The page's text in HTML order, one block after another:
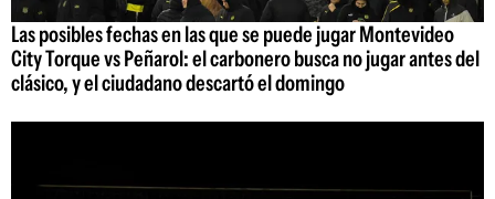
Las posibles fechas en las que se puede jugar Montevideo
City Torque vs Peñarol: el carbonero busca no jugar antes del
clásico, y el ciudadano descartó el domingo